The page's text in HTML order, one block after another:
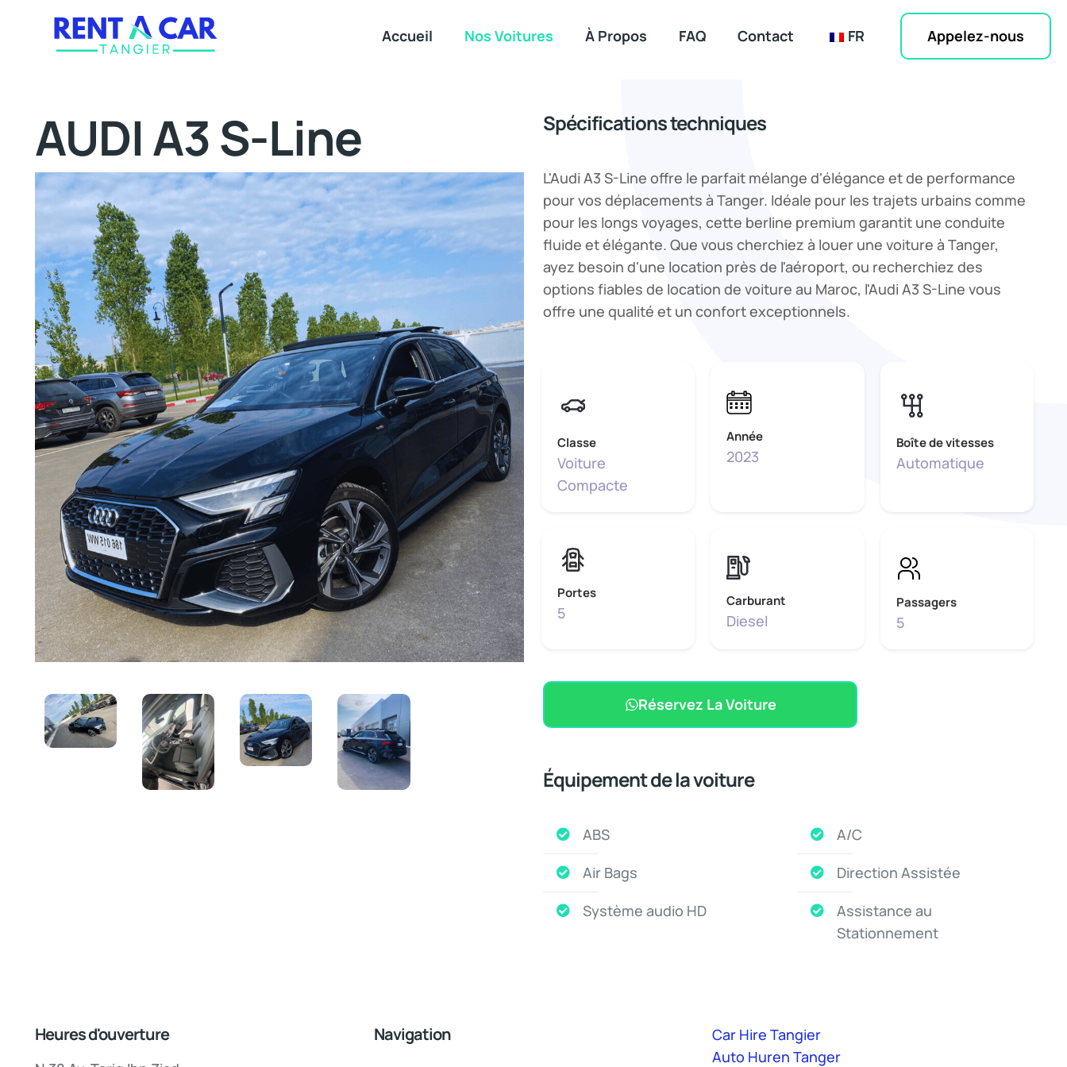
Accueil Nos Voitures À Propos FAQ Contact FR Appelez-nous
AUDI A3 S-Line Spécifications techniques
L'Audi A3 S-Line offre le parfait mélange d'élégance et de performance
pour vos déplacements à Tanger. Idéale pour les trajets urbains comme
pour les longs voyages, cette berline premium garantit une conduite
fluide et élégante. Que vous cherchiez à louer une voiture à Tanger,
ayez besoin d'une location près de l'aéroport, ou recherchiez des
options fiables de location de voiture au Maroc, l'Audi A3 S-Line vous
offre une qualité et un confort exceptionnels.
Classe
Voiture
Compacte
Année
2023
Boîte de vitesses
Automatique
Portes
5
Carburant
Diesel
Passagers
5
Réservez La Voiture
Équipement de la voiture
ABS
Air Bags
Système audio HD
A/C
Direction Assistée
Assistance au
Stationnement
Heures d'ouverture Navigation
Car Hire Tangier
Auto Huren Tanger